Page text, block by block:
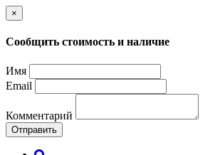
×
Сообщить стоимость и наличие
Имя
Email
Комментарий
Отправить